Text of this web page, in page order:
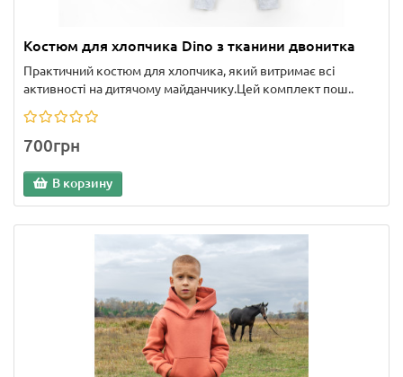
Костюм для хлопчика Dino з тканини двонитка
Практичний костюм для хлопчика, який витримає всі
активності на дитячому майданчику.Цей комплект пош..
700грн
В корзину